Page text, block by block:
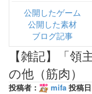
公開したゲーム
公開した素材
ブログ記事
【雑記】「
の他（筋肉）
投稿者： mifa 投稿